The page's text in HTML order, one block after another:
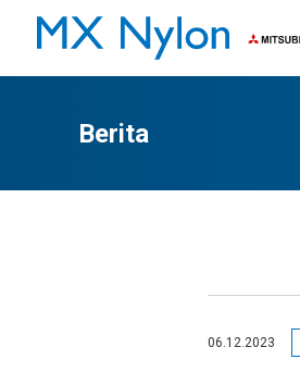
Ciri-ciri
Berita
06.12.2023